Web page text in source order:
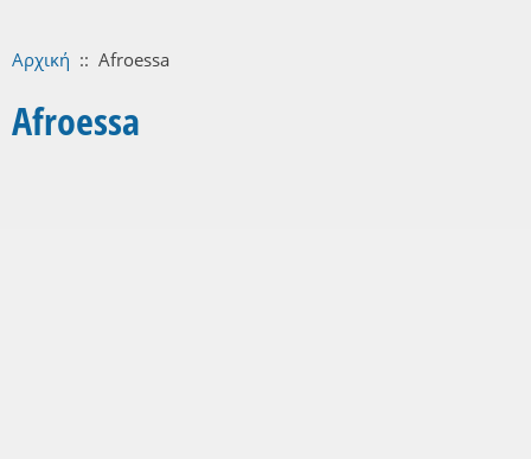
Αρχική :: Afroessa
Afroessa